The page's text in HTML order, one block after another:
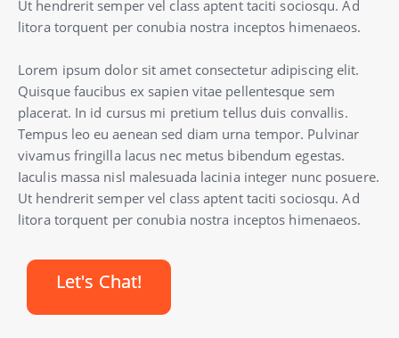
Ut hendrerit semper vel class aptent taciti sociosqu. Ad
litora torquent per conubia nostra inceptos himenaeos.
Lorem ipsum dolor sit amet consectetur adipiscing elit.
Quisque faucibus ex sapien vitae pellentesque sem
placerat. In id cursus mi pretium tellus duis convallis.
Tempus leo eu aenean sed diam urna tempor. Pulvinar
vivamus fringilla lacus nec metus bibendum egestas.
Iaculis massa nisl malesuada lacinia integer nunc posuere.
Ut hendrerit semper vel class aptent taciti sociosqu. Ad
litora torquent per conubia nostra inceptos himenaeos.
Let's Chat!